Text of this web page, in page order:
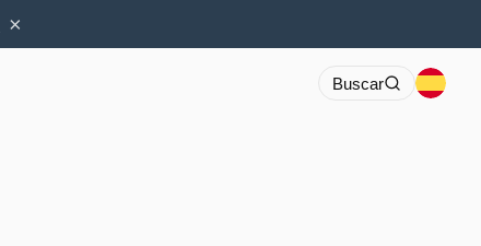
×
Buscar